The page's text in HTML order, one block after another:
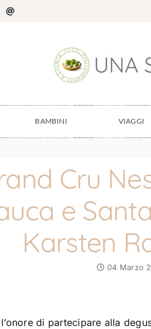
Email
BAMBINI VIAGGI
Cru
e
Karsten
04 Marzo
di partecipare alla